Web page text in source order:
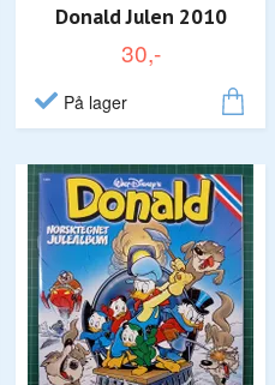
Donald Julen 2010
30,-
På lager